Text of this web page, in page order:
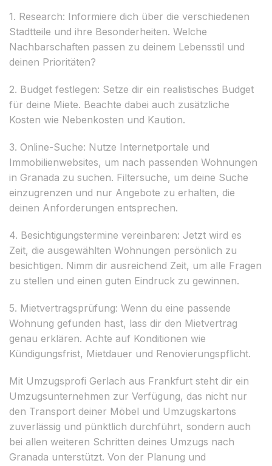
1. Research: Informiere dich über die verschiedenen
Stadtteile und ihre Besonderheiten. Welche
Nachbarschaften passen zu deinem Lebensstil und
deinen Prioritäten?
2. Budget festlegen: Setze dir ein realistisches Budget
für deine Miete. Beachte dabei auch zusätzliche
Kosten wie Nebenkosten und Kaution.
3. Online-Suche: Nutze Internetportale und
Immobilienwebsites, um nach passenden Wohnungen
in Granada zu suchen. Filtersuche, um deine Suche
einzugrenzen und nur Angebote zu erhalten, die
deinen Anforderungen entsprechen.
4. Besichtigungstermine vereinbaren: Jetzt wird es
Zeit, die ausgewählten Wohnungen persönlich zu
besichtigen. Nimm dir ausreichend Zeit, um alle Fragen
zu stellen und einen guten Eindruck zu gewinnen.
5. Mietvertragsprüfung: Wenn du eine passende
Wohnung gefunden hast, lass dir den Mietvertrag
genau erklären. Achte auf Konditionen wie
Kündigungsfrist, Mietdauer und Renovierungspflicht.
Mit Umzugsprofi Gerlach aus Frankfurt steht dir ein
Umzugsunternehmen zur Verfügung, das nicht nur
den Transport deiner Möbel und Umzugskartons
zuverlässig und pünktlich durchführt, sondern auch
bei allen weiteren Schritten deines Umzugs nach
Granada unterstützt. Von der Planung und